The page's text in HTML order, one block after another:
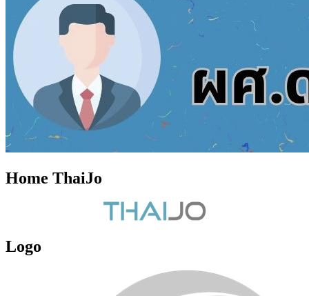
Home ThaiJo
Logo